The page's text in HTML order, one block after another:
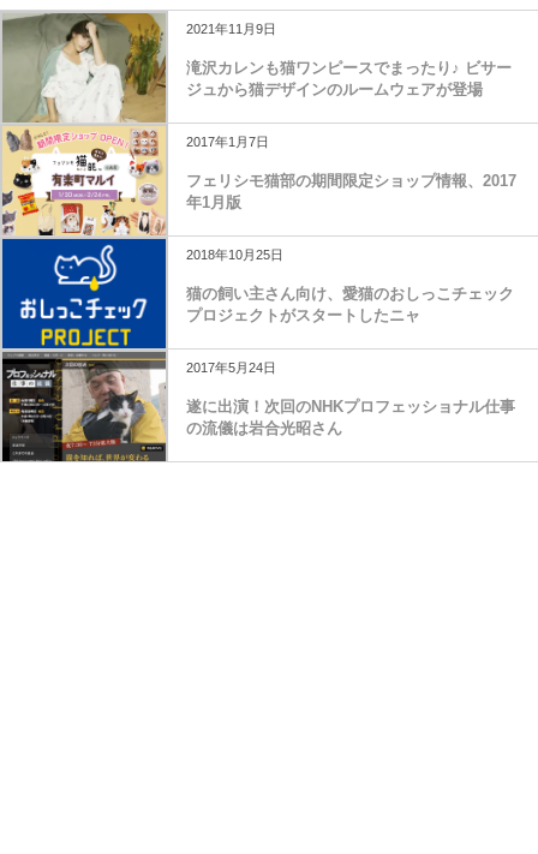
2021年11月9日
滝沢カレンも猫ワンピースでまったり♪ ビサー
ジュから猫デザインのルームウェアが登場
2017年1月7日
フェリシモ猫部の期間限定ショップ情報、2017
年1月版
2018年10月25日
猫の飼い主さん向け、愛猫のおしっこチェック
プロジェクトがスタートしたニャ
2017年5月24日
遂に出演！次回のNHKプロフェッショナル仕事
の流儀は岩合光昭さん